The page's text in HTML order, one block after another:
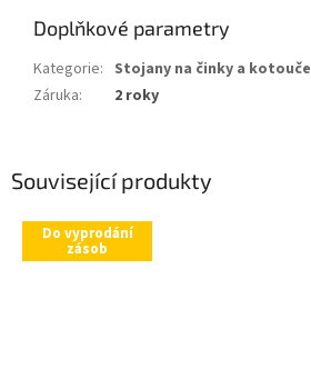
Související produkty
Do vyprodání
zásob
Doplňkové parametry
Kategorie: Stojany na činky a kotouče
Záruka: 2 roky